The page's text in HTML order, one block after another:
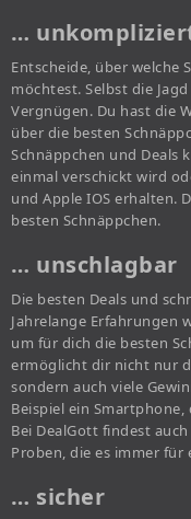
…
Entscheide, über welche
möchtest. Selbst die
Vergnügen. Du hast die
über die besten
Schnäppchen und Deals
einmal verschickt wird
und Apple IOS erhalten.
besten Schnäppchen.
… unschlagbar
Die besten Deals und
Jahrelange Erfahrungen
um für dich die besten
ermöglicht dir nicht nur
sondern auch viele
Beispiel ein
Bei DealGott findest
Proben, die es immer
… sicher